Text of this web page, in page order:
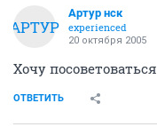
АРТУР
Артур нск
experienced
20 октября 2005
Хочу посоветоваться
ОТВЕТИТЬ